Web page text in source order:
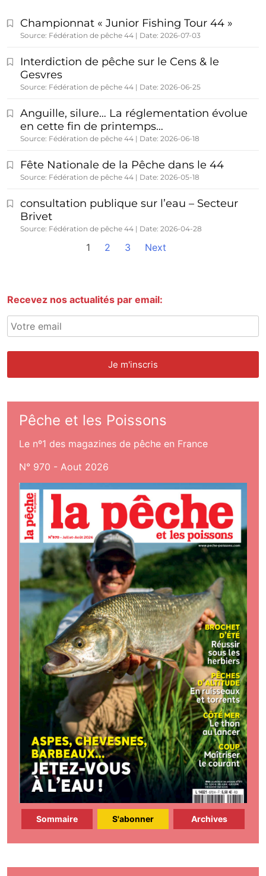
Championnat « Junior Fishing Tour 44 »
Source: Fédération de pêche 44 Date: 2026-07-03
Interdiction de pêche sur le Cens & le
Gesvres
Source: Fédération de pêche 44 Date: 2026-06-25
Anguille, silure… La réglementation évolue
en cette fin de printemps…
Source: Fédération de pêche 44 Date: 2026-06-18
Fête Nationale de la Pêche dans le 44
Source: Fédération de pêche 44 Date: 2026-05-18
consultation publique sur l’eau – Secteur
Brivet
Source: Fédération de pêche 44 Date: 2026-04-28
1 2 3 Next
Recevez nos actualités par email:
Pêche et les Poissons
Le nº1 des magazines de pêche en France
N° 970 - Aout 2026
Sommaire S'abonner Archives